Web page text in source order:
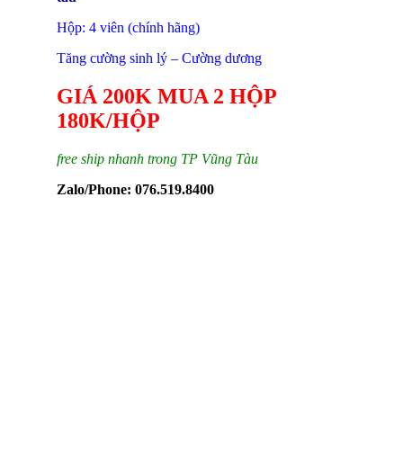
Hộp: 4 viên (chính hãng)
Tăng cường sinh lý – Cường dương
GIÁ 200K MUA 2 HỘP
180K/HỘP
free ship nhanh trong TP Vũng Tàu
Zalo/Phone: 076.519.8400